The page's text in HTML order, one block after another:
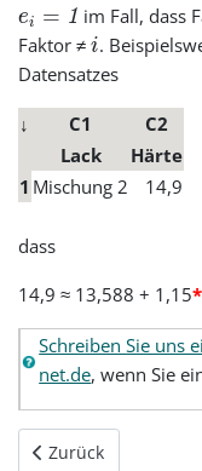
ei = 1 im Fall, dass
Faktor ≠i.
Datensatzes
↓ C1
C2
Lack
Härte
1 Mischung 2 14,9
dass
14,9 ≈ 13,588 + 1,15
Schreiben Sie uns
net.de, wenn Sie
Vorheriger Beitrag:
Zurück